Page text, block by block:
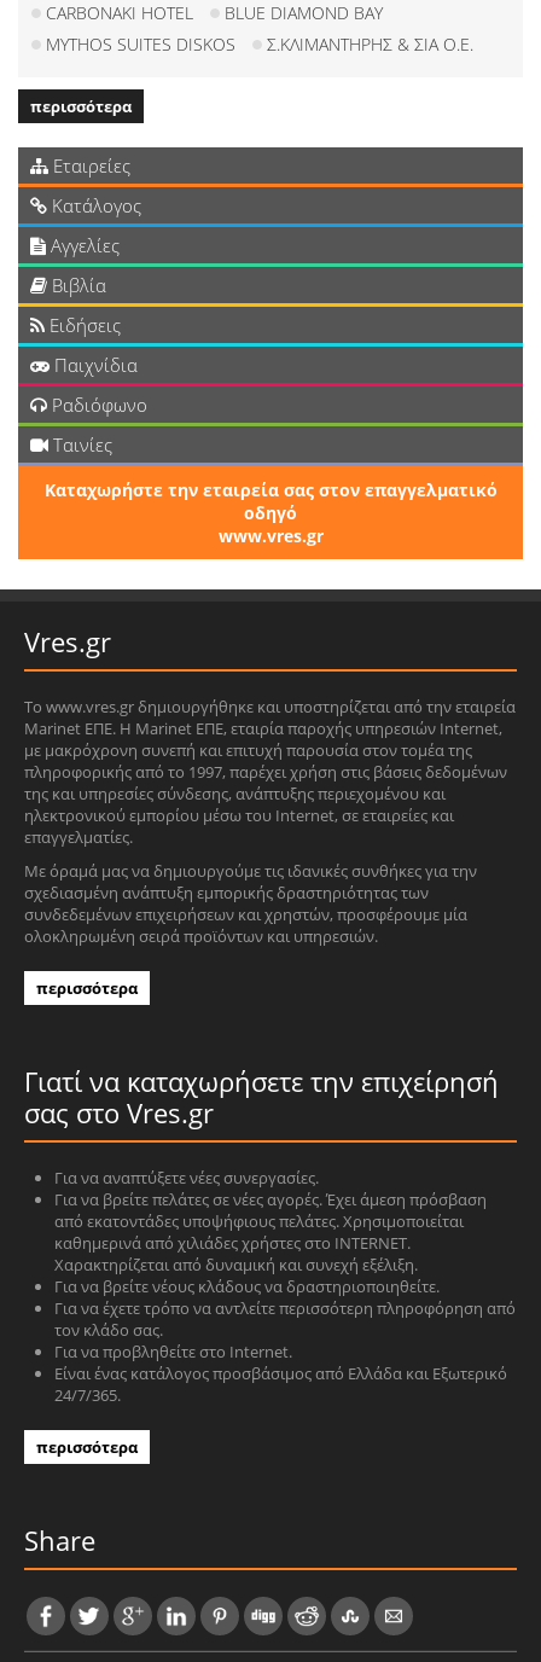
CARBONAKI HOTEL
BLUE DIAMOND BAY
MYTHOS SUITES DISKOS
Σ.ΚΛΙΜΑΝΤΗΡΗΣ & ΣΙΑ Ο.Ε.
περισσότερα
Εταιρείες
Κατάλογος
Αγγελίες
Βιβλία
Ειδήσεις
Παιχνίδια
Ραδιόφωνο
Ταινίες
Καταχωρήστε την εταιρεία σας στον επαγγελματικό
οδηγό
www.vres.gr
Vres.gr
Το www.vres.gr δημιουργήθηκε και υποστηρίζεται από την εταιρεία
Marinet ΕΠΕ. Η Marinet ΕΠΕ, εταιρία παροχής υπηρεσιών Internet,
με μακρόχρονη συνεπή και επιτυχή παρουσία στον τομέα της
πληροφορικής από το 1997, παρέχει χρήση στις βάσεις δεδομένων
της και υπηρεσίες σύνδεσης, ανάπτυξης περιεχομένου και
ηλεκτρονικού εμπορίου μέσω του Internet, σε εταιρείες και
επαγγελματίες.
Με όραμά μας να δημιουργούμε τις ιδανικές συνθήκες για την
σχεδιασμένη ανάπτυξη εμπορικής δραστηριότητας των
συνδεδεμένων επιχειρήσεων και χρηστών, προσφέρουμε μία
ολοκληρωμένη σειρά προϊόντων και υπηρεσιών.
περισσότερα
Γιατί να καταχωρήσετε την επιχείρησή
σας στο Vres.gr
Για να αναπτύξετε νέες συνεργασίες.
Για να βρείτε πελάτες σε νέες αγορές. Έχει άμεση πρόσβαση
από εκατοντάδες υποψήφιους πελάτες. Χρησιμοποιείται
καθημερινά από χιλιάδες χρήστες στο INTERNET.
Χαρακτηρίζεται από δυναμική και συνεχή εξέλιξη.
Για να βρείτε νέους κλάδους να δραστηριοποιηθείτε.
Για να έχετε τρόπο να αντλείτε περισσότερη πληροφόρηση από
τον κλάδο σας.
Για να προβληθείτε στο Internet.
Είναι ένας κατάλογος προσβάσιμος από Ελλάδα και Εξωτερικό
24/7/365.
περισσότερα
Share